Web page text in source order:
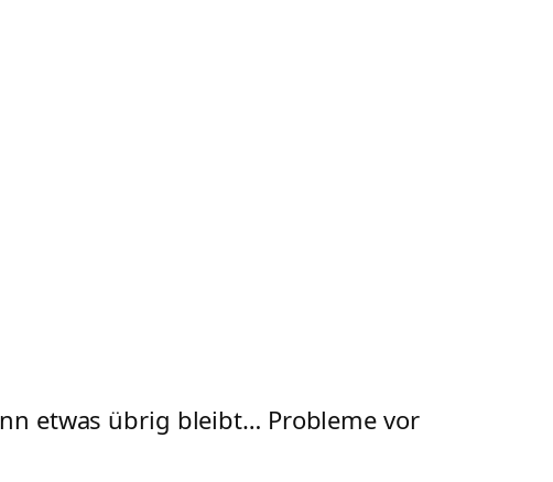
etwas übrig bleibt… Probleme vor